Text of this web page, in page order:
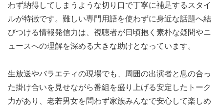
わず納得してしまうような切り口で丁寧に補足するスタイ
ルが特徴です。難しい専門用語を使わずに身近な話題へ結
びつける情報発信力は、視聴者が日頃抱く素朴な疑問やニ
ュースへの理解を深める大きな助けとなっています。
生放送やバラエティの現場でも、周囲の出演者と息の合っ
た掛け合いを見せながら番組を盛り上げる安定したトーク
力があり、老若男女を問わず家族みんなで安心して楽しめ